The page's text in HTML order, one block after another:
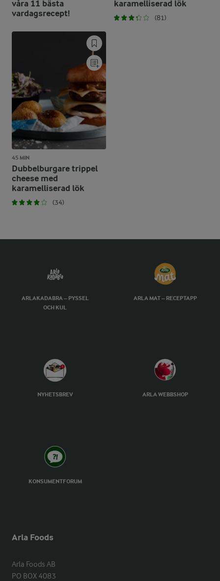
våra 11 bästa
vardagsrecept!
karamelliserad lök
(81)
45 MIN
Dubbelburgare trippel
cheese med
karamelliserad lök
(34)
ARLAKADABRA – PYSSEL
OCH KUL
ARLA MAT – RECEPTAPP
NYHETSBREV ARLA WEBBSHOP
KONSUMENTFORUM
Arla Foods
Arla Foods AB
PO BOX 4083